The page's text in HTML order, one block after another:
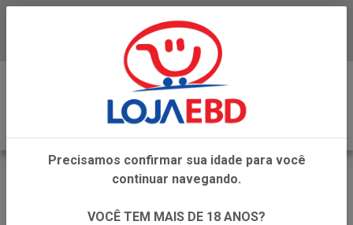
Baixe já nosso APP
CHICLETES E GOMAS DE MASCAR
Precisamos confirmar sua idade para você
continuar navegando.
VOCÊ TEM MAIS DE 18 ANOS?